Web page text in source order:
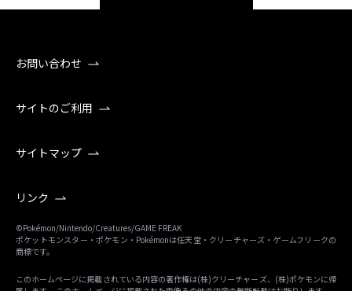
お問い合わせ
サイトのご利用
サイトマップ
リンク
©Pokémon/Nintendo/Creatures/GAME FREAK
ポケットモンスター・ポケモン・Pokémonは任天堂・クリーチャーズ・ゲームフリークの
商標です。
このホームページに掲載されている内容の著作権は(株)クリーチャーズ、(株)ポケモンに帰